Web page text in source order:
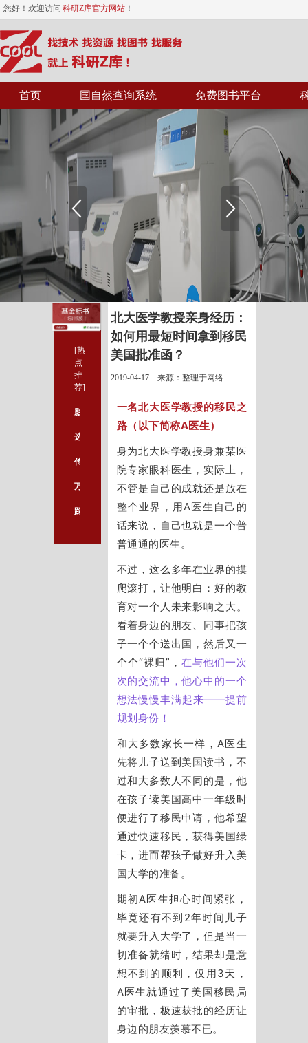
您好！欢迎访问 科研Z库官方网站 ！
首页 国自然查询系统 免费图书平台
[热
点
推
荐]
北大医学教授亲身经历：
如何用最短时间拿到移民
美国批准函？
2019-04-17 来源：整理于网络
一名北大医学教授的移民之
路（以下简称A医生）
身为北大医学教授身兼某医
院专家眼科医生，实际上，
不管是自己的成就还是放在
整个业界，用A医生自己的
话来说，自己也就是一个普
普通通的医生。
不过，这么多年在业界的摸
爬滚打，让他明白： 好的教
育对一个人未来影响之大。
看着身边的朋友、同事把孩
子一个个送出国，然后又一
个个“裸归”， 在与他们一次
次的交流中，他心中的一个
想法慢慢丰满起来——提前
规划身份！
和大多数家长一样，A医生
先将儿子送到美国读书，不
过和大多数人不同的是，他
在孩子读美国高中一年级时
便进行了移民申请，他希望
通过快速移民，获得美国绿
卡，进而帮孩子做好升入美
国大学的准备。
期初A医生担心时间紧张，
毕竟还有不到2年时间儿子
就要升入大学了，但是当一
切准备就绪时，结果却是意
想不到的顺利，仅用3天，
A医生就通过了美国移民局
的审批，极速获批的经历让
身边的朋友羡慕不已。